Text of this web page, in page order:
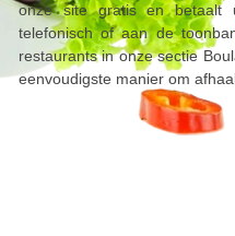
onze site gratis en betaalt
telefonisch of aan de
restaurants in onze sectie
eenvoudigste manier om